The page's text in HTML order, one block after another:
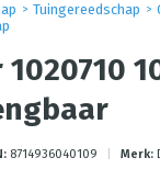
Tuingereedschap
8714936040109 Merk: